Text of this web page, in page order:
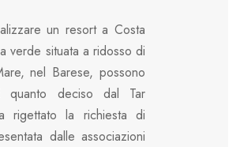
un resort a Costa
verde situata a ridosso di
nel Barese, possono
quanto deciso dal Tar
rigettato la richiesta di
dalle associazioni